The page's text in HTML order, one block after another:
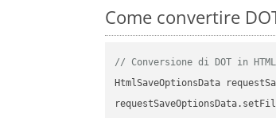
Come convertire
// Conversione di DOT in HTML
HtmlSaveOptionsData